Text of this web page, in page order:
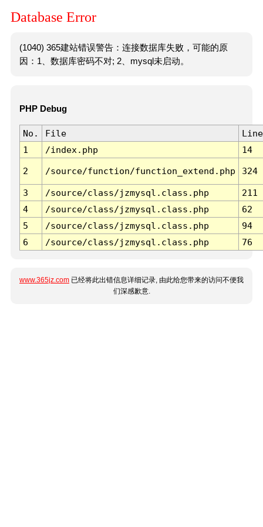
Database Error
(1040) 365建站错误警告：连接数据库失败，可能的原
因：1、数据库密码不对; 2、mysql未启动。
PHP Debug
No. File
Line
1
/index.php 14
2 /source/function/function_extend.php 324
3 /source/class/jzmysql.class.php
211
4
/source/class/jzmysql.class.php
62
5
/source/class/jzmysql.class.php
94
6
/source/class/jzmysql.class.php 76
www.365jz.com 已经将此出错信息详细记录, 由此给您带来的访问不便我
们深感歉意.